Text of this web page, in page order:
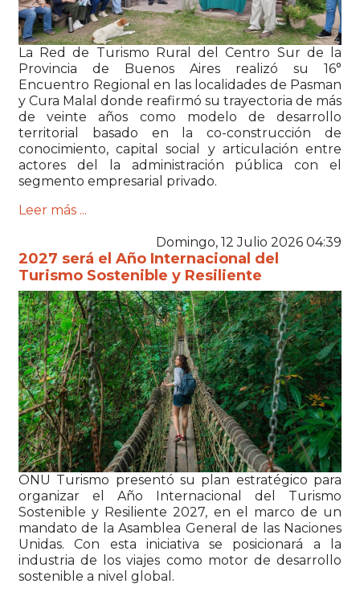
La Red de Turismo Rural del Centro Sur de la
Provincia de Buenos Aires realizó su 16°
Encuentro Regional en las localidades de Pasman
y Cura Malal donde reafirmó su trayectoria de más
de veinte años como modelo de desarrollo
territorial basado en la co-construcción de
conocimiento, capital social y articulación entre
actores del la administración pública con el
segmento empresarial privado.
Leer más ...
Domingo, 12 Julio 2026 04:39
2027 será el Año Internacional del
Turismo Sostenible y Resiliente
ONU Turismo presentó su plan estratégico para
organizar el Año Internacional del Turismo
Sostenible y Resiliente 2027, en el marco de un
mandato de laAsamblea General de las Naciones
Unidas. Con esta iniciativa se posicionará a la
industria de los viajes como motor de desarrollo
sostenible a nivel global.